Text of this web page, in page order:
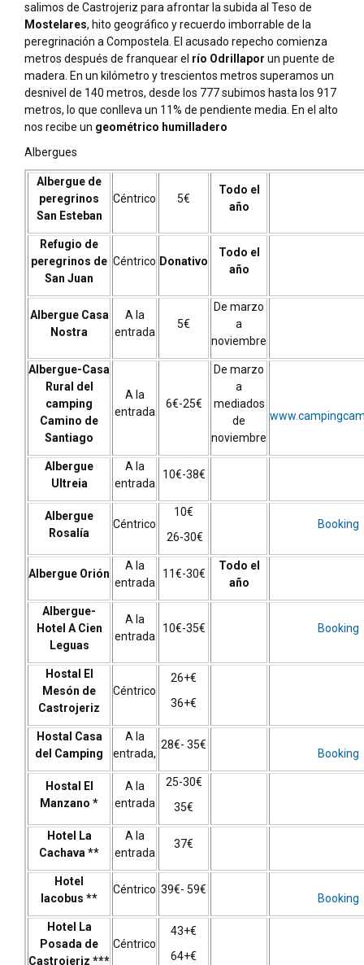
salimos de Castrojeriz para afrontar la subida al Teso de
Mostelares, hito geográfico y recuerdo imborrable de la
peregrinación a Compostela. El acusado repecho comienza
metros después de franquear el río Odrillapor un puente de
madera. En un kilómetro y trescientos metros superamos un
desnivel de 140 metros, desde los 777 subimos hasta los 917
metros, lo que conlleva un 11% de pendiente media. En el alto
nos recibe un geométrico humilladero
Albergues
Albergue de
peregrinos
San Esteban
Céntrico 5€
Todo el
año
Refugio de
peregrinos de
San Juan
Céntrico Donativo
Todo el
año
Albergue Casa
Nostra
A la
entrada
5€
De marzo
a
noviembre
Albergue-Casa
Rural del
camping
Camino de
Santiago
A la
entrada
6€-25€
De marzo
a
mediados
de
noviembre
Albergue
Ultreia
A la
entrada
10€-38€
Albergue
Rosalía
Céntrico
10€
26-30€
Booking
Albergue Orión
A la
entrada
11€-30€
Todo el
año
Albergue-
Hotel A Cien
Leguas
A la
entrada
10€-35€ Booking
Hostal El
Mesón de
Castrojeriz
Céntrico
26+€
36+€
Hostal Casa
del Camping
A la
entrada,
28€- 35€
Booking
Hostal El
Manzano *
A la
entrada
25-30€
35€
Hotel La
Cachava**
A la
entrada
37€
Hotel
Iacobus **
Céntrico 39€- 59€
Booking
Hotel La
Posada de
Castrojeriz ***
Céntrico
43+€
64+€